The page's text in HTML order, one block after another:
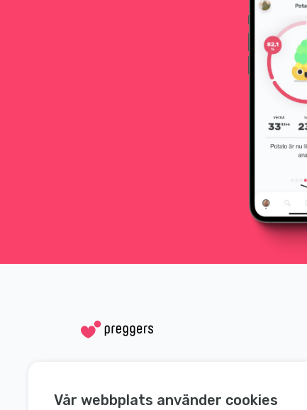
Instagram Kontakta oss
Vår webbplats använder cookies